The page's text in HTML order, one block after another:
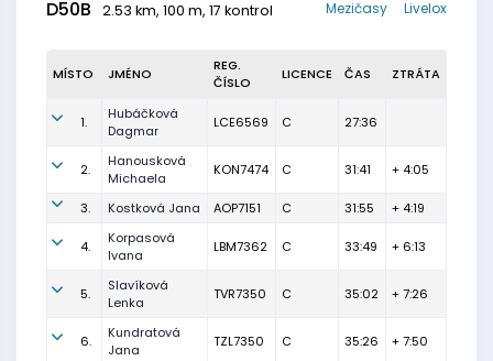
D50B 2.53 km, 100 m, 17 kontrol Livelox
Mezičasy
MÍSTO JMÉNO
REG.
ČÍSLO
LICENCE ČAS ZTRÁTA
1.
Hubáčková
Dagmar
LCE6569 C 27:36
2.
Hanousková
Michaela
KON7474 C 31:41 + 4:05
3. Kostková Jana AOP7151 C 31:55 + 4:19
4.
Korpasová
Ivana
LBM7362 C 33:49 + 6:13
5.
Slavíková
Lenka
TVR7350 C 35:02 + 7:26
6.
Kundratová
Jana
TZL7350 C 35:26 + 7:50